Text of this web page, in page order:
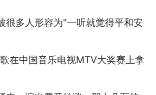
很多人形容为"一听就觉得平和安
在中国音乐电视MTV大奖赛上拿